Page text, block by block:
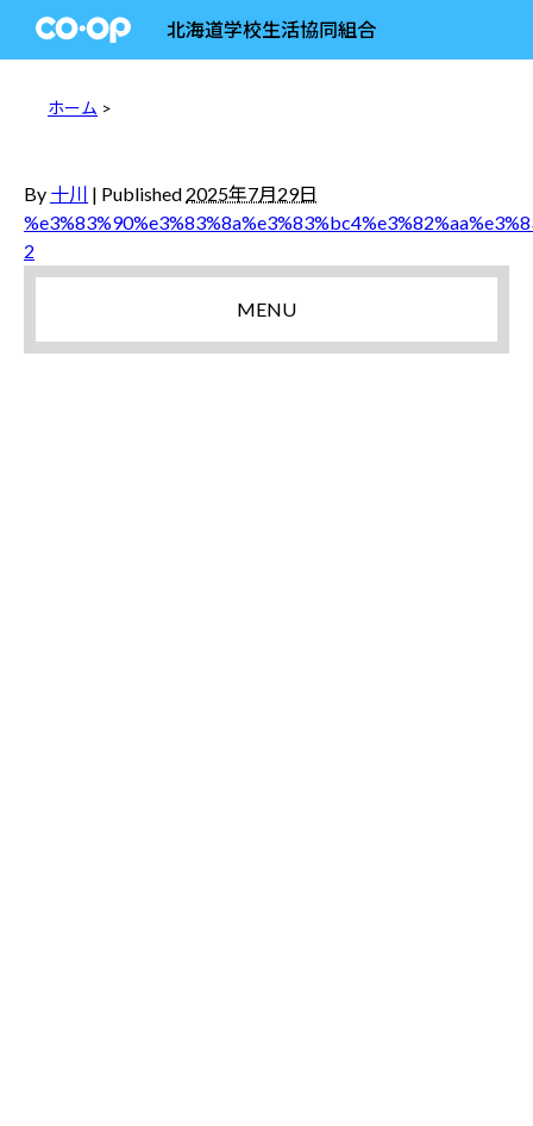
北海道学校生活協同組合
ホーム >
By 十川 | Published 2025年7月29日
2
MENU